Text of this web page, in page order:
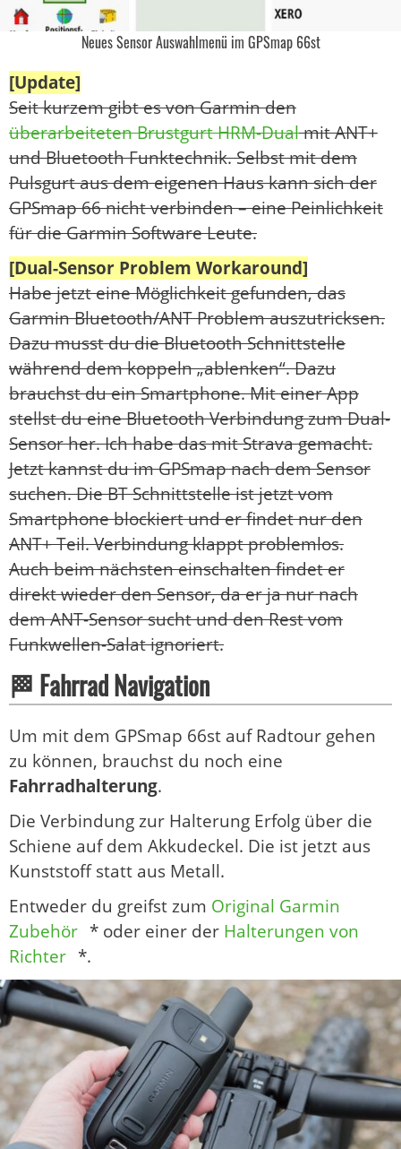
Neues Sensor Auswahlmenü im GPSmap 66st
[Update]
Seit kurzem gibt es von Garmin den
überarbeiteten Brustgurt HRM-Dualmit ANT+
und Bluetooth Funktechnik. Selbst mit dem
Pulsgurt aus dem eigenen Haus kann sich der
GPSmap 66 nicht verbinden – eine Peinlichkeit
für die Garmin Software Leute.
[Dual-Sensor Problem Workaround]
Habe jetzt eine Möglichkeit gefunden, das
Garmin Bluetooth/ANT Problem auszutricksen.
Dazu musst du die Bluetooth Schnittstelle
während dem koppeln „ablenken“. Dazu
brauchst du ein Smartphone. Mit einer App
stellst du eine Bluetooth Verbindung zum Dual-
Sensor her. Ich habe das mit Strava gemacht.
Jetzt kannst du im GPSmap nach dem Sensor
suchen. Die BT Schnittstelle ist jetzt vom
Smartphone blockiert und er findet nur den
ANT+ Teil. Verbindung klappt problemlos.
Auch beim nächsten einschalten findet er
direkt wieder den Sensor, da er ja nur nach
dem ANT-Sensor sucht und den Rest vom
Funkwellen-Salat ignoriert.
🏁 Fahrrad Navigation
Um mit dem GPSmap 66st auf Radtour gehen
zu können, brauchst du noch eine
Fahrradhalterung.
Die Verbindung zur Halterung Erfolg über die
Schiene auf dem Akkudeckel. Die ist jetzt aus
Kunststoff statt aus Metall.
Entweder du greifst zum Original Garmin
Zubehör * oder einer der Halterungen von
Richter *.